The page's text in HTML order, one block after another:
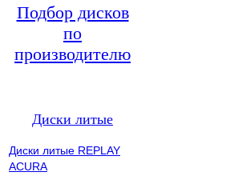
Подбор дисков
по
производителю
Диски литые
Диски литые REPLAY
ACURA